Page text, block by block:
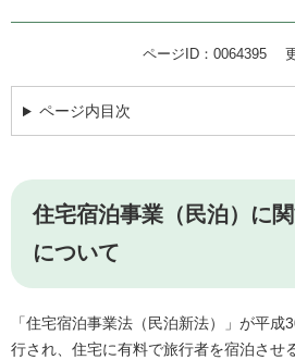
ページID：0064395
ページ内目次
住宅宿泊事業（民泊）に
について
「住宅宿泊事業法（民泊新法）」が平
行され、住宅に有料で旅行者を宿泊させ